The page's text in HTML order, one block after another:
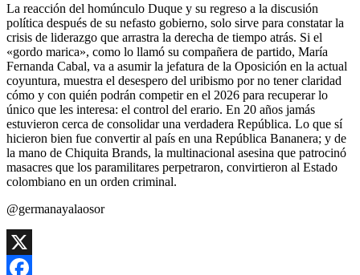
La reacción del homúnculo Duque y su regreso a la discusión
política después de su nefasto gobierno, solo sirve para constatar la
crisis de liderazgo que arrastra la derecha de tiempo atrás. Si el
«gordo marica», como lo llamó su compañera de partido, María
Fernanda Cabal, va a asumir la jefatura de la Oposición en la actual
coyuntura, muestra el desespero del uribismo por no tener claridad
cómo y con quién podrán competir en el 2026 para recuperar lo
único que les interesa: el control del erario. En 20 años jamás
estuvieron cerca de consolidar una verdadera República. Lo que sí
hicieron bien fue convertir al país en una República Bananera; y de
la mano de Chiquita Brands, la multinacional asesina que patrocinó
masacres que los paramilitares perpetraron, convirtieron al Estado
colombiano en un orden criminal.
@germanayalaosor
X